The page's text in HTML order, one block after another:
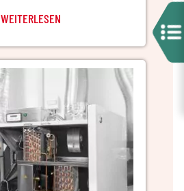
WEITERLESEN